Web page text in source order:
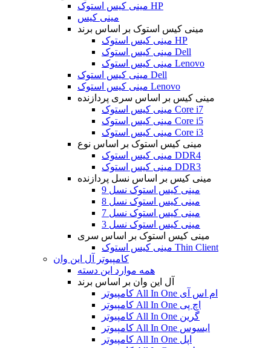
مینی کیس استوک HP
مینی کیس
مینی کیس استوک بر اساس برند
مینی کیس استوک HP
مینی کیس استوک Dell
مینی کیس استوک Lenovo
مینی کیس استوک Dell
مینی کیس استوک Lenovo
مینی کیس بر اساس سری پردازنده
مینی کیس استوک Core i7
مینی کیس استوک Core i5
مینی کیس استوک Core i3
مینی کیس استوک بر اساس نوع
مینی کیس استوک DDR4
مینی کیس استوک DDR3
مینی کیس بر اساس نسل پردازنده
مینی کیس استوک نسل 9
مینی کیس استوک نسل 8
مینی کیس استوک نسل 7
مینی کیس استوک نسل 3
مینی کیس استوک بر اساس سری
مینی کیس استوک Thin Client
کامپیوتر آل این وان
همه موارد این دسته
آل این وان بر اساس برند
کامپیوتر All In One ام اس آی
کامپیوتر All In One اچ پی
کامپیوتر All In One گرین
کامپیوتر All In One ایسوس
کامپیوتر All In One اپل